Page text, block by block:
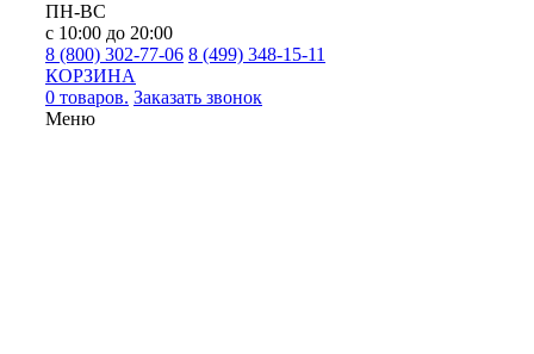
ПН-ВС
с 10:00 до 20:00
8 (800) 302-77-06 8 (499) 348-15-11
КОРЗИНА
0 товаров. Заказать звонок
Меню